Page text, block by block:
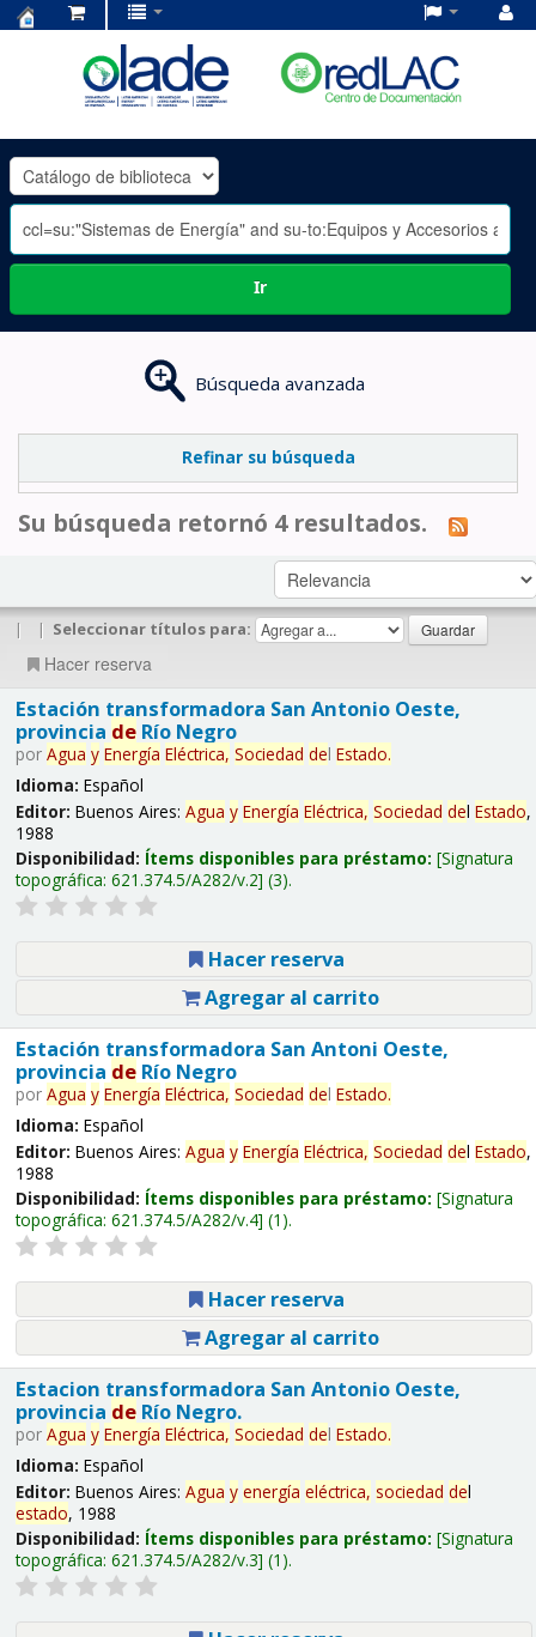
OLADE
-
Ir
Búsqueda avanzada
Refinar su búsqueda
Su búsqueda retornó 4 resultados.
| | Seleccionar títulos para:
Hacer reserva
Estación transformadora San Antonio Oeste,
provincia deRío Negro
por Agua y Energía Eléctrica, Sociedad del Estado.
Idioma: Español
Editor: Buenos Aires: Agua y Energía Eléctrica, Sociedad del Estado,
1988
Disponibilidad: Ítems disponibles para préstamo: Signatura
topográfica: 621.374.5/A282/v.2 (3).
Hacer reserva
Agregar al carrito
Estación transformadora San Antoni Oeste,
provincia deRío Negro
por Agua y Energía Eléctrica, Sociedad del Estado.
Idioma: Español
Editor: Buenos Aires: Agua y Energía Eléctrica, Sociedad del Estado,
1988
Disponibilidad: Ítems disponibles para préstamo: Signatura
topográfica: 621.374.5/A282/v.4 (1).
Hacer reserva
Agregar al carrito
Estacion transformadora San Antonio Oeste,
provincia deRío Negro.
por Agua y Energía Eléctrica, Sociedad del Estado.
Idioma: Español
Editor: Buenos Aires: Agua y energía eléctrica, sociedad del
estado, 1988
Disponibilidad: Ítems disponibles para préstamo: Signatura
topográfica: 621.374.5/A282/v.3 (1).